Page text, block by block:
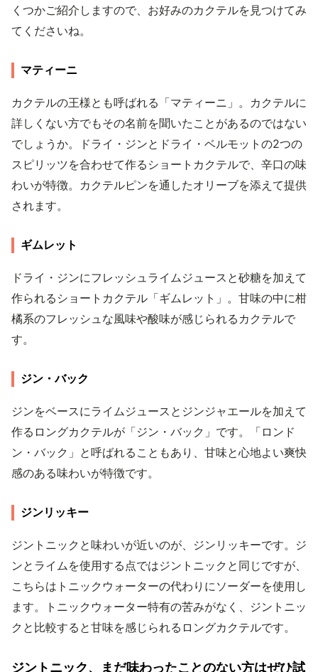
くつかご紹介しますので、お好みのカクテルを見つけてみ
てくださいね。
マティーニ
カクテルの王様とも呼ばれる「マティーニ」。カクテルに
詳しくない方でもその名前を聞いたことがあるのではない
でしょうか。ドライ・ジンとドライ・ベルモットの2つの
スピリッツを合わせて作るショートカクテルで、辛口の味
わいが特徴。カクテルピンを通したオリーブを添えて提供
されます。
ギムレット
ドライ・ジンにフレッシュライムジュースと砂糖を加えて
作られるショートカクテル「ギムレット」。甘味の中に柑
橘系のフレッシュな風味や酸味が感じられるカクテルで
す。
ジン・バック
ジンをベースにライムジュースとジンジャエールを加えて
作るロングカクテルが「ジン・バック」です。「ロンド
ン・バック」と呼ばれることもあり、甘味と心地よい爽快
感のある味わいが特徴です。
ジンリッキー
ジントニックと味わいが近いのが、ジンリッキーです。ジ
ンとライムを使用する点ではジントニックと同じですが、
こちらはトニックウォーターの代わりにソーダーを使用し
ます。トニックウォーター特有の苦みがなく、ジントニッ
クと比較すると甘味を感じられるロングカクテルです。
ジントニック、まだ味わったことのない方はぜひ試